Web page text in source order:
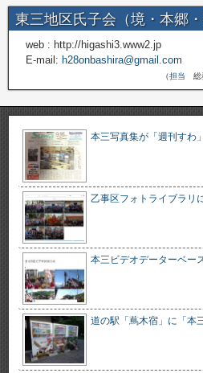
机
10 10 月 立沢上羽場
10 16 日
上蔦木
先達
10
10 23 日
11 23 水 平岡
東三地区氏子会（境・本郷・
web : http://higashi3.www2.jp
E-mail: h28onbashira@gmail.com
（担当 総
本三写真集が「週刊すわ
乙事区フォトライブラリ
本三ビデオデーターベー
道の駅「蔦木宿」に「本